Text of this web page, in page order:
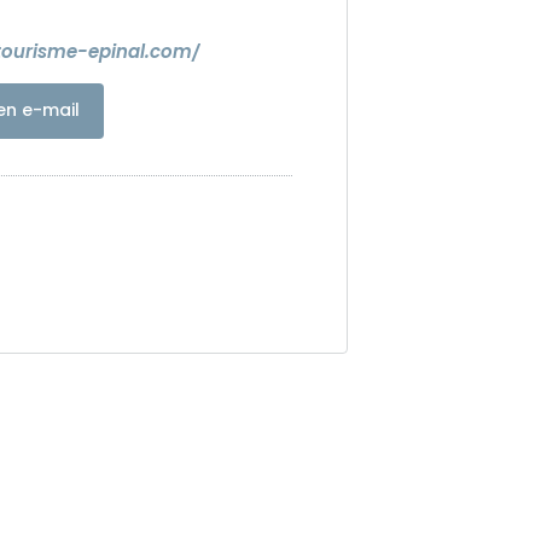
epinal.com/
e-mail